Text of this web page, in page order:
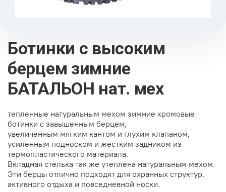
Ботинки с высоким
берцем зимние
БАТАЛЬОН нат. мех
тепленные натуральным мехом зимние хромовые
ботинки с завышенным берцем,
увеличенным мягким кантом и глухим клапаном,
усиленным подноском и жестким задником из
термопластического материала.
Вкладная стелька так же утеплена натуральным мехом.
Эти берцы отлично подходят для охранных структур,
активного отдыха и повседневной носки.